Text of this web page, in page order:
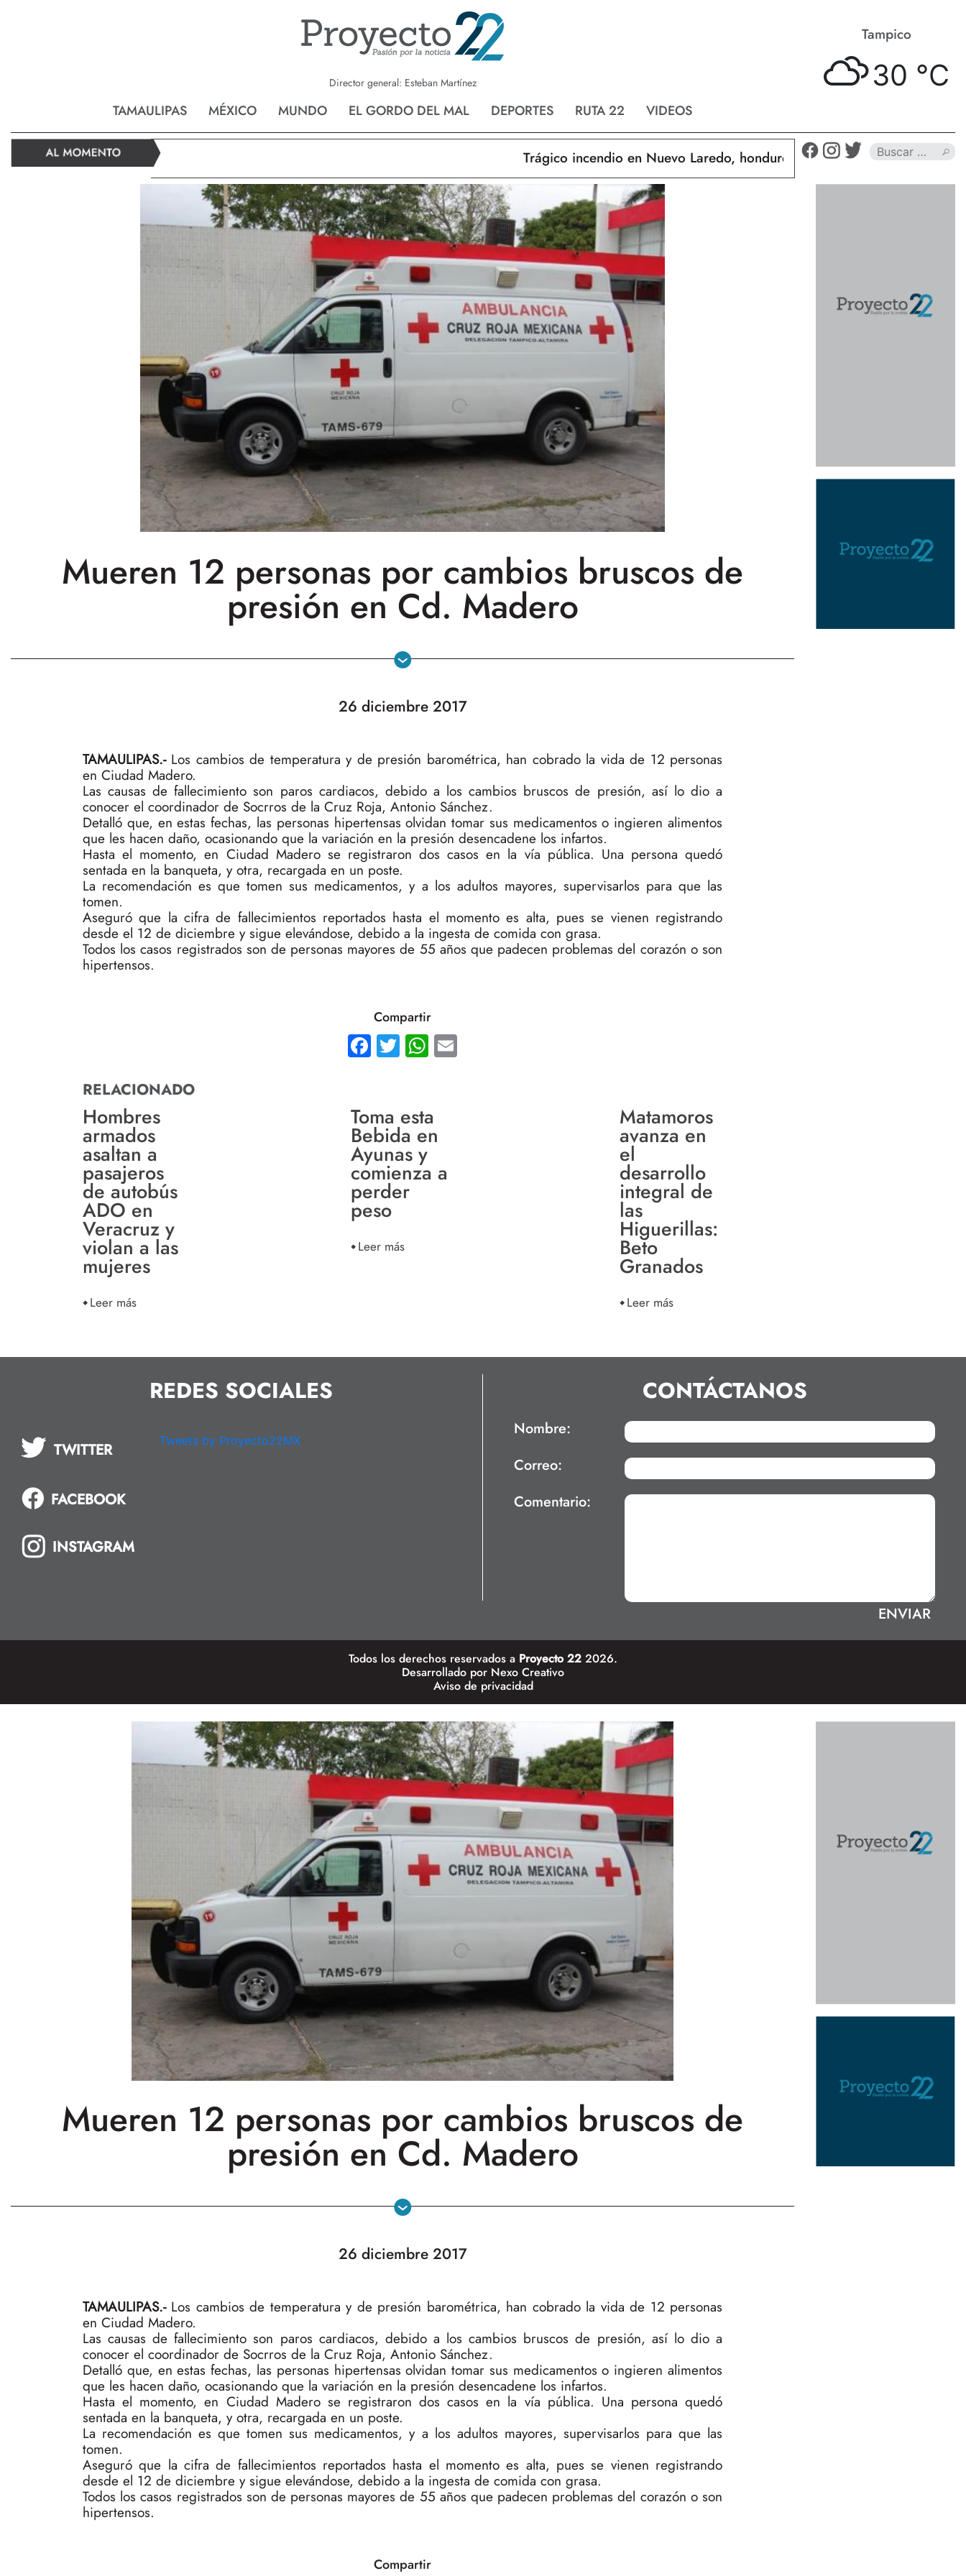
Director general: Esteban Martínez
TAMAULIPAS MÉXICO MUNDO EL GORDO DEL MAL DEPORTES RUTA 22 VIDEOS
Reynosa Nvo. Laredo Tampico
30 °C
Trágico incendio en Nuevo Laredo, hondureño muere calcinado
Mueren 12 personas por cambios bruscos de
presión en Cd. Madero
26 diciembre 2017
TAMAULIPAS.- Los cambios de temperatura y de presión barométrica, han cobrado la vida de 12 personas
en Ciudad Madero.
Las causas de fallecimiento son paros cardiacos, debido a los cambios bruscos de presión, así lo dio a
conocer el coordinador de Socrros de la Cruz Roja, Antonio Sánchez.
Detalló que, en estas fechas, las personas hipertensas olvidan tomar sus medicamentos o ingieren alimentos
que les hacen daño, ocasionando que la variación en la presión desencadene los infartos.
Hasta el momento, en Ciudad Madero se registraron dos casos en la vía pública. Una persona quedó
sentada en la banqueta, y otra, recargada en un poste.
La recomendación es que tomen sus medicamentos, y a los adultos mayores, supervisarlos para que las
tomen.
Aseguró que la cifra de fallecimientos reportados hasta el momento es alta, pues se vienen registrando
desde el 12 de diciembre y sigue elevándose, debido a la ingesta de comida con grasa.
Todos los casos registrados son de personas mayores de 55 años que padecen problemas del corazón o son
hipertensos.
Compartir
Facebook
TwitterWhatsApp
RELACIONADO
Hombres
armados
asaltan a
pasajeros
de autobús
ADO en
Veracruz y
violan a las
mujeres
Leer más
Toma esta
Bebida en
Ayunas y
comienza a
perder
peso
Leer más
Matamoros
avanza en
el
desarrollo
integral de
las
Higuerillas:
Beto
Granados
Leer más
REDES SOCIALES
TWITTER
FACEBOOK
INSTAGRAM
Tweets by Proyecto22MX
CONTÁCTANOS
Nombre:
Correo:
Comentario:
Todos los derechos reservados a Proyecto 22 2026.
Desarrollado por Nexo Creativo
Aviso de privacidad
Mueren 12 personas por cambios bruscos de
presión en Cd. Madero
26 diciembre 2017
TAMAULIPAS.- Los cambios de temperatura y de presión barométrica, han cobrado la vida de 12 personas
en Ciudad Madero.
Las causas de fallecimiento son paros cardiacos, debido a los cambios bruscos de presión, así lo dio a
conocer el coordinador de Socrros de la Cruz Roja, Antonio Sánchez.
Detalló que, en estas fechas, las personas hipertensas olvidan tomar sus medicamentos o ingieren alimentos
que les hacen daño, ocasionando que la variación en la presión desencadene los infartos.
Hasta el momento, en Ciudad Madero se registraron dos casos en la vía pública. Una persona quedó
sentada en la banqueta, y otra, recargada en un poste.
La recomendación es que tomen sus medicamentos, y a los adultos mayores, supervisarlos para que las
tomen.
Aseguró que la cifra de fallecimientos reportados hasta el momento es alta, pues se vienen registrando
desde el 12 de diciembre y sigue elevándose, debido a la ingesta de comida con grasa.
Todos los casos registrados son de personas mayores de 55 años que padecen problemas del corazón o son
hipertensos.
Compartir